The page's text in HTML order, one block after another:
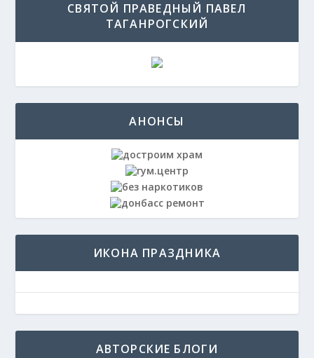
СВЯТОЙ ПРАВЕДНЫЙ ПАВЕЛ
ТАГАНРОГСКИЙ
АНОНСЫ
ИКОНА ПРАЗДНИКА
АВТОРСКИЕ БЛОГИ